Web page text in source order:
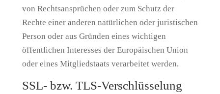
von Rechtsansprüchen oder zum Schutz der
Rechte einer anderen natürlichen oder juristischen
Person oder aus Gründen eines wichtigen
öffentlichen Interesses der Europäischen Union
oder eines Mitgliedstaats verarbeitet werden.
SSL- bzw. TLS-Verschlüsselung